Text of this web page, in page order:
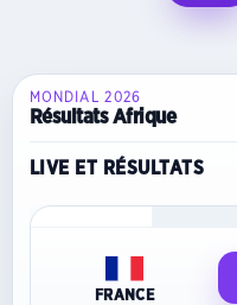
MONDIAL 2026
Résultats Afrique
LIVE ET RÉSULTATS
FRANCE